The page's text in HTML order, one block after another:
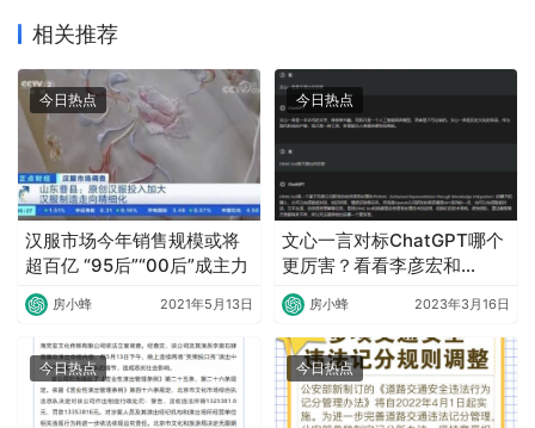
相关推荐
今日热点
汉服市场今年销售规模或将
超百亿 “95后”“00后”成主力
房小蜂 2021年5月13日
今日热点
文心一言对标ChatGPT哪个
更厉害？看看李彦宏和
ChatGPT的回答
房小蜂 2023年3月16日
今日热点 今日热点